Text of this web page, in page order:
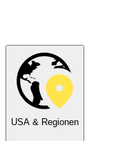
USA & Regionen